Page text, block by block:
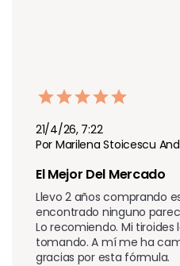
21/4/26, 7:22
Por Marilena Stoicescu
El Mejor Del Mercado
Llevo 2 años comprando
encontrado ninguno
Lo recomiendo. Mi
tomando. A mí me ha
gracias por esta fórmula.